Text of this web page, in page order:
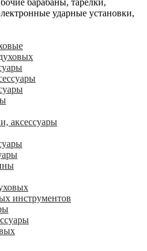
барабаны, тарелки,
ударные установки,
аксессуары
инструментов